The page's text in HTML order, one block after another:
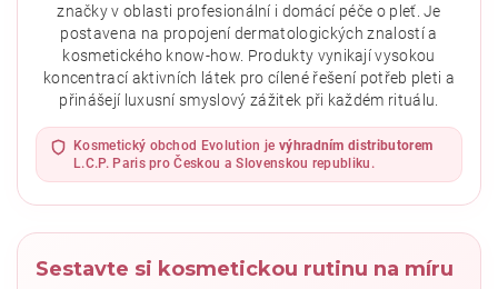
Vložením hodnocení souhlasíte se
zásadami ochrany
osobních údajů.
značky v oblasti profesionální i domácí péče o pleť. Je
postavena na propojení dermatologických znalostí a
kosmetického know-how. Produkty vynikají vysokou
koncentrací aktivních látek pro cílené řešení potřeb pleti a
přinášejí luxusní smyslový zážitek při každém rituálu.
Kosmetický obchod Evolution je výhradním distributorem
L.C.P. Paris pro Českou a Slovenskou republiku.
Sestavte si kosmetickou rutinu na míru